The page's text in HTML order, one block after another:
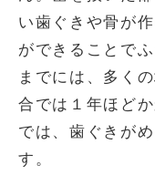
い歯ぐきや骨が
ができることで
までには、多く
合では１年ほど
では、歯ぐきが
す。